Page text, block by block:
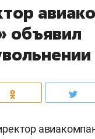
объявил